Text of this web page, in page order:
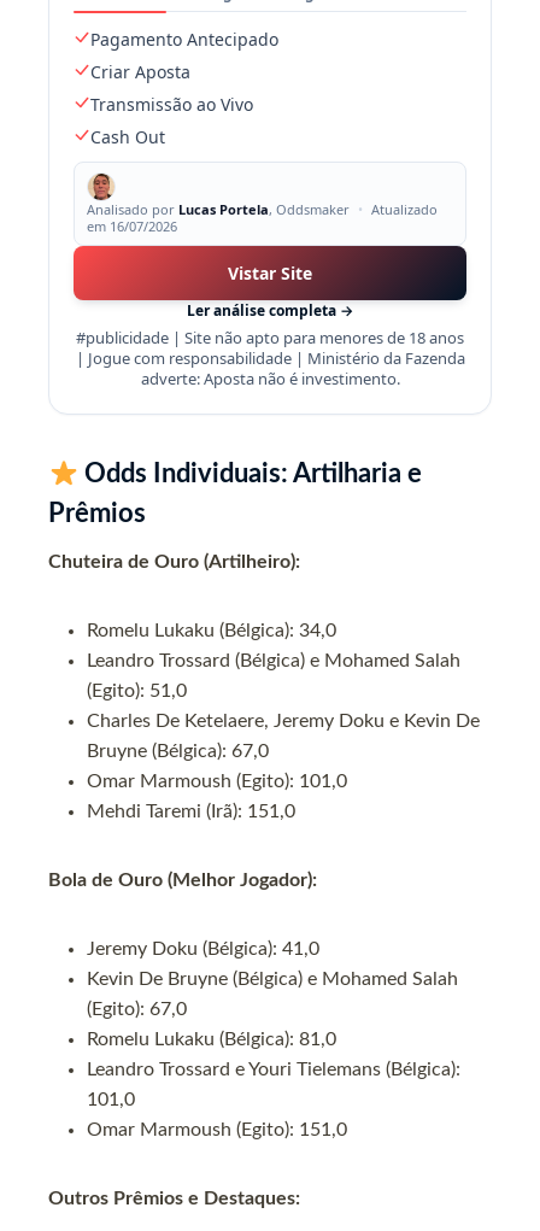
Pagamento Antecipado
Criar Aposta
Transmissão ao Vivo
Cash Out
Analisado por Lucas Portela, Oddsmaker • Atualizado
em 16/07/2026
Vistar Site
Ler análise completa →
#publicidade | Site não apto para menores de 18 anos
| Jogue com responsabilidade | Ministério da Fazenda
adverte: Aposta não é investimento.
Odds Individuais: Artilharia e
Prêmios
Chuteira de Ouro (Artilheiro):
Romelu Lukaku (Bélgica): 34,0
Leandro Trossard (Bélgica) e Mohamed Salah
(Egito): 51,0
Charles De Ketelaere, Jeremy Doku e Kevin De
Bruyne (Bélgica): 67,0
Omar Marmoush (Egito): 101,0
Mehdi Taremi (Irã): 151,0
Bola de Ouro (Melhor Jogador):
Jeremy Doku (Bélgica): 41,0
Kevin De Bruyne (Bélgica) e Mohamed Salah
(Egito): 67,0
Romelu Lukaku (Bélgica): 81,0
Leandro Trossard e Youri Tielemans (Bélgica):
101,0
Omar Marmoush (Egito): 151,0
Outros Prêmios e Destaques: